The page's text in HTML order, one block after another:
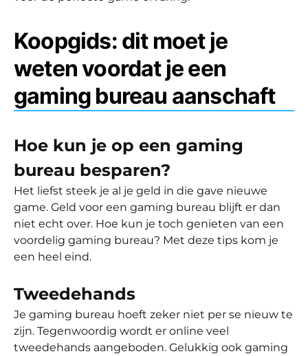
Koopgids: dit moet je
weten voordat je een
gaming bureau aanschaft
Hoe kun je op een gaming
bureau besparen?
Het liefst steek je al je geld in die gave nieuwe
game. Geld voor een gaming bureau blijft er dan
niet echt over. Hoe kun je toch genieten van een
voordelig gaming bureau? Met deze tips kom je
een heel eind.
Tweedehands
Je gaming bureau hoeft zeker niet per se nieuw te
zijn. Tegenwoordig wordt er online veel
tweedehands aangeboden. Gelukkig ook gaming